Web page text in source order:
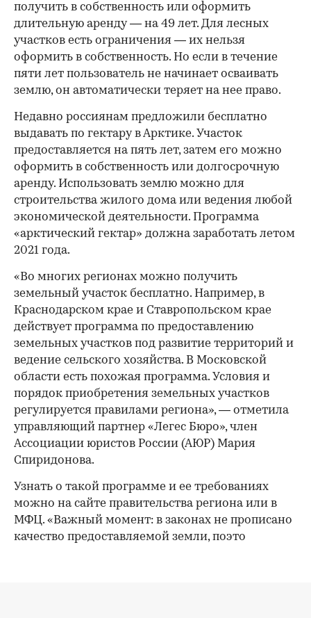
получить в собственность или оформить
длительную аренду — на 49 лет. Для лесных
участков есть ограничения — их нельзя
оформить в собственность. Но если в течение
пяти лет пользователь не начинает осваивать
землю, он автоматически теряет на нее право.
Недавно россиянам предложили бесплатно
выдавать по гектару в Арктике. Участок
предоставляется на пять лет, затем его можно
оформить в собственность или долгосрочную
аренду. Использовать землю можно для
строительства жилого дома или ведения любой
экономической деятельности. Программа
«арктический гектар» должна заработать летом
2021 года.
«Во многих регионах можно получить
земельный участок бесплатно. Например, в
Краснодарском крае и Ставропольском крае
действует программа по предоставлению
земельных участков под развитие территорий и
ведение сельского хозяйства. В Московской
области есть похожая программа. Условия и
порядок приобретения земельных участков
регулируется правилами региона», — отметила
управляющий партнер «Легес Бюро», член
Ассоциации юристов России (АЮР) Мария
Спиридонова.
Узнать о такой программе и ее требованиях
можно на сайте правительства региона или в
МФЦ. «Важный момент: в законах не прописано
качество предоставляемой земли, поэто